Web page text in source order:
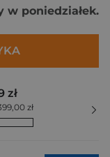
w poniedziałek.
zł
zł